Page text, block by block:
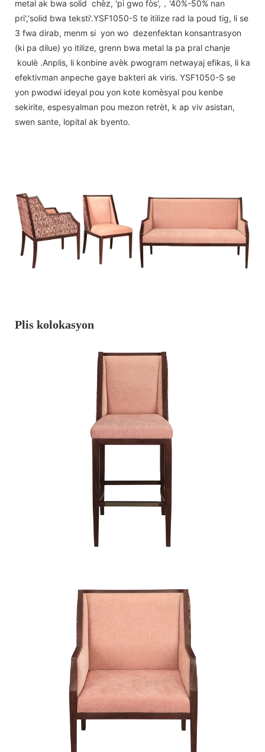
metal ak bwa solid chèz, 'pi gwo fòs',，'40%-50% nan
pri','solid bwa teksti'.YSF1050-S te itilize rad la poud tig, li se
3 fwa dirab, menm si yon wo dezenfektan konsantrasyon
(ki pa dilue) yo itilize, grenn bwa metal la pa pral chanje
koulè .Anplis, li konbine avèk pwogram netwayaj efikas, li ka
efektivman anpeche gaye bakteri ak viris. YSF1050-S se
yon pwodwi ideyal pou yon kote komèsyal pou kenbe
sekirite, espesyalman pou mezon retrèt, k ap viv asistan,
swen sante, lopital ak byento.
Plis kolokasyon